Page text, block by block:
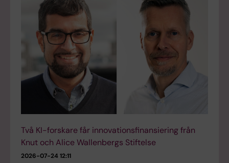
Två KI-forskare får innovationsfinansiering från
Knut och Alice Wallenbergs Stiftelse
2026-07-24 12:11